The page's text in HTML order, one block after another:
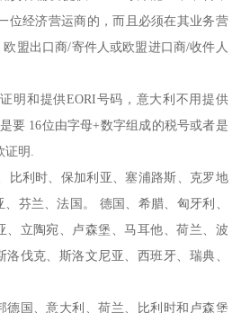
位经济营运商的，而且必须在其业务营
盟出口商/寄件人或欧盟进口商/收件人
明和提供EORI号码，意大利不用提供
要 16位由字母+数字组成的税号或者是
明.
比利时、保加利亚、塞浦路斯、克罗地
芬兰、法国。 德国、希腊、匈牙利、
、立陶宛、卢森堡、马耳他、荷兰、波
伐克、斯洛文尼亚、西班牙、瑞典、
德国、意大利、荷兰、比利时和卢森堡